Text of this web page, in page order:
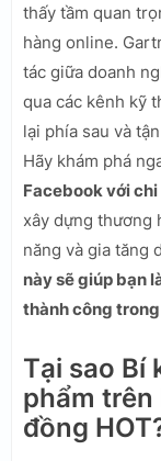
thấy tầm quan
hàng online.
tác giữa doanh
qua các kênh kỹ
lại phía sau và
Hãy khám phá
Facebook với
xây dựng thương
năng và gia tăng
này sẽ giúp bạn
thành công
Tại sao Bí
phẩm
đồng